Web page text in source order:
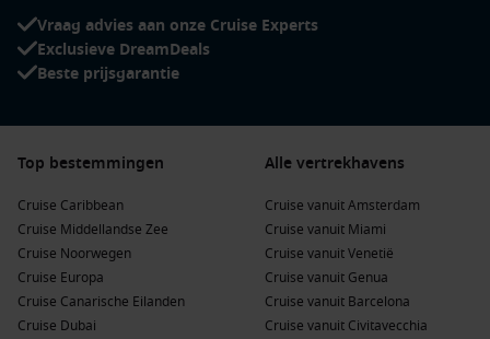
Vraag advies aan onze Cruise Experts
Exclusieve DreamDeals
Beste prijsgarantie
Top bestemmingen
Cruise Caribbean
Cruise Middellandse Zee
Cruise Noorwegen
Cruise Europa
Cruise Canarische Eilanden
Cruise Dubai
Alle vertrekhavens
Cruise vanuit Amsterdam
Cruise vanuit Miami
Cruise vanuit Venetië
Cruise vanuit Genua
Cruise vanuit Barcelona
Cruise vanuit Civitavecchia